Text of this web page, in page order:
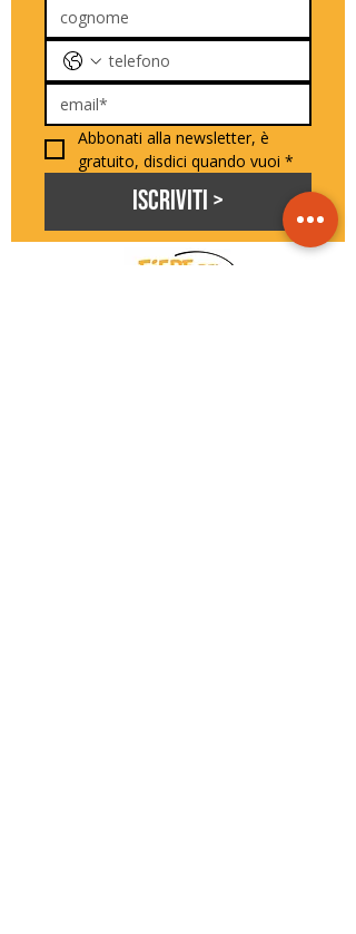
Abbonati alla newsletter, è
gratuito, disdici quando vuoi *
Iscriviti >